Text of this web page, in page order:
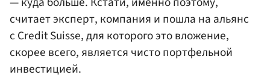
считает эксперт, компания и пошла на альянс
с Credit Suisse, для которого это вложение,
скорее всего, является чисто портфельной
инвестицией.